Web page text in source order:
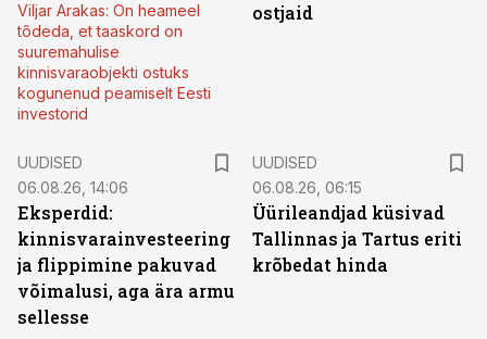
Viljar Arakas: On heameel
tõdeda, et taaskord on
suuremahulise
kinnisvaraobjekti ostuks
kogunenud peamiselt Eesti
investorid
ostjaid
UUDISED
06.08.26, 14:06
Eksperdid:
kinnisvarainvesteering
ja flippimine pakuvad
võimalusi, aga ära armu
sellesse
UUDISED
06.08.26, 06:15
Üürileandjad küsivad
Tallinnas ja Tartus eriti
krõbedat hinda